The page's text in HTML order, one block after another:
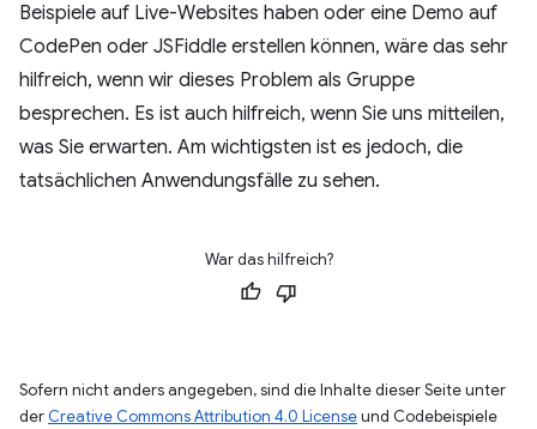
Beispiele auf Live-Websites haben oder eine Demo auf
CodePen oder JSFiddle erstellen können, wäre das sehr
hilfreich, wenn wir dieses Problem als Gruppe
besprechen. Es ist auch hilfreich, wenn Sie uns mitteilen,
was Sie erwarten. Am wichtigsten ist es jedoch, die
tatsächlichen Anwendungsfälle zu sehen.
War das hilfreich?
Sofern nicht anders angegeben, sind die Inhalte dieser Seite unter
der Creative Commons Attribution 4.0 Licenseund Codebeispiele